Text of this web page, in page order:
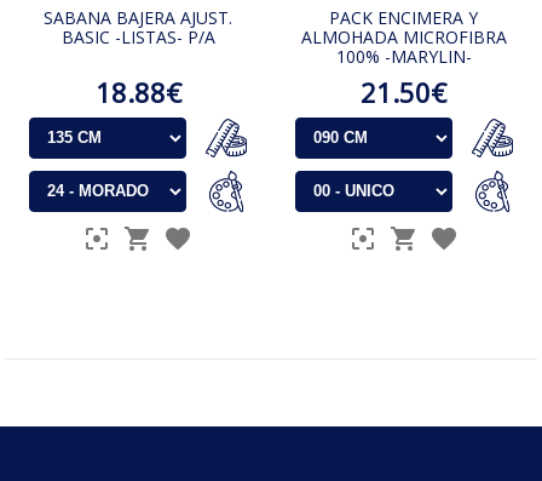
SABANA BAJERA AJUST.
BASIC -LISTAS- P/A
18.88€
PACK ENCIMERA Y
ALMOHADA MICROFIBRA
100% -MARYLIN-
21.50€